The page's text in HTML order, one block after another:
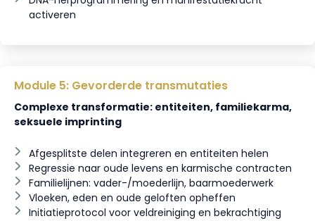
activeren
Module 5: Gevorderde transmutaties
Complexe transformatie: entiteiten, familiekarma,
seksuele imprinting
Afgesplitste delen integreren en entiteiten helen
Regressie naar oude levens en karmische contracten
Familielijnen: vader-/moederlijn, baarmoederwerk
Vloeken, eden en oude geloften opheffen
Initiatieprotocol voor veldreiniging en bekrachtiging